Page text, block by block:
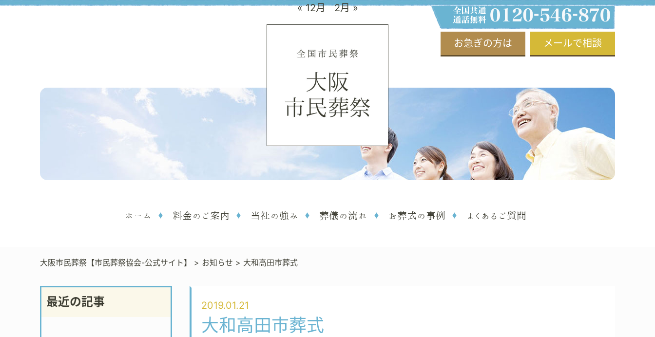
お急ぎの方は メールで相談
ホーム 料金のご案内 当社の強み 葬儀の流れ お葬式の事例 よくあるご質問
大阪市民葬祭【市民葬祭協会-公式サイト】 > お知らせ > 大和高田市葬式
最近の記事
« 12月 2月 »
2019.01.21
大和高田市葬式